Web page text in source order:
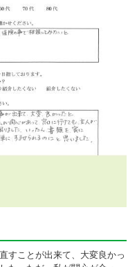
すことが出来て、大変良かっ